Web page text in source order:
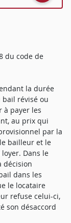
du code de
la durée
révisé ou
à payer les
au prix qui
par la
bailleur et le
Dans le
décision
dans les
le locataire
refuse celui-ci,
son désaccord